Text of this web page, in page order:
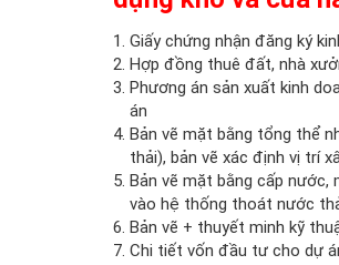
Giấy chứng nhận đăng ký
Hợp đồng thuê đất, nhà
Phương án sản xuất kinh
án
Bản vẽ mặt bằng tổng thể
thải), bản vẽ xác định vị trí
Bản vẽ mặt bằng cấp
vào hệ thống thoát nước
Bản vẽ + thuyết minh kỹ
Chi tiết vốn đầu tư cho dự